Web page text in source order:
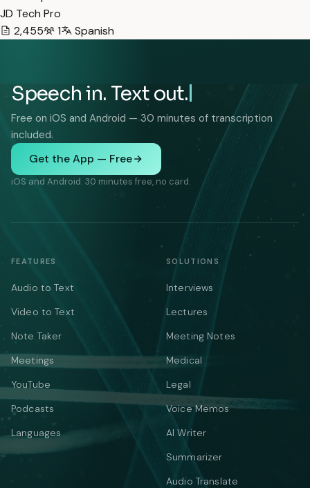
JD Tech Pro
2,455
1 Spanish
Speech in. Text out.
Free on iOS and Android — 30 minutes of transcription
included.
Get the App — Free
iOS and Android. 30 minutes free, no card.
FEATURES
Audio to Text
Video to Text
Note Taker
Meetings
YouTube
Podcasts
Languages
SOLUTIONS
Interviews
Lectures
Meeting Notes
Medical
Legal
Voice Memos
AI Writer
Summarizer
Audio Translate